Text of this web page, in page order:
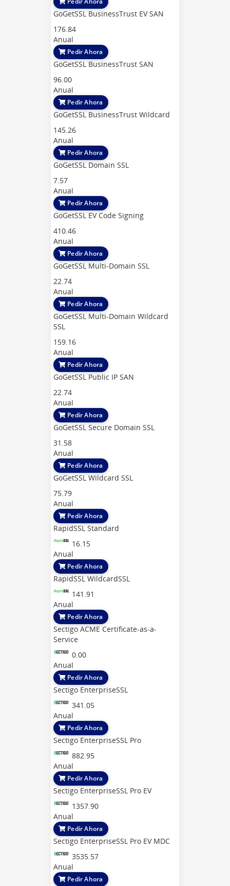
GoGetSSL BusinessTrust EV SAN
176.84
Anual
Pedir Ahora
GoGetSSL BusinessTrust SAN
96.00
Anual
Pedir Ahora
GoGetSSL BusinessTrust Wildcard
145.26
Anual
Pedir Ahora
GoGetSSL Domain SSL
7.57
Anual
Pedir Ahora
GoGetSSL EV Code Signing
410.46
Anual
Pedir Ahora
GoGetSSL Multi-Domain SSL
22.74
Anual
Pedir Ahora
GoGetSSL Multi-Domain Wildcard
SSL
159.16
Anual
Pedir Ahora
GoGetSSL Public IP SAN
22.74
Anual
Pedir Ahora
GoGetSSL Secure Domain SSL
31.58
Anual
Pedir Ahora
GoGetSSL Wildcard SSL
75.79
Anual
Pedir Ahora
RapidSSL Standard
16.15
Anual
Pedir Ahora
RapidSSL WildcardSSL
141.91
Anual
Pedir Ahora
Sectigo ACME Certificate-as-a-
Service
0.00
Anual
Pedir Ahora
Sectigo EnterpriseSSL
341.05
Anual
Pedir Ahora
Sectigo EnterpriseSSL Pro
882.95
Anual
Pedir Ahora
Sectigo EnterpriseSSL Pro EV
1357.90
Anual
Pedir Ahora
Sectigo EnterpriseSSL Pro EV MDC
3535.57
Anual
Pedir Ahora